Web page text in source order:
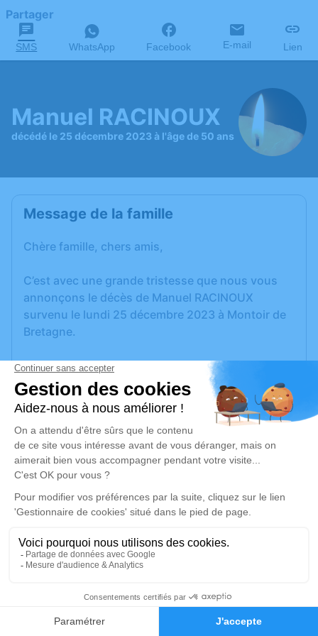
Faire-part Hommages
Partager
SMS WhatsApp Facebook E-mail Lien
Manuel RACINOUX
décédé le 25 décembre 2023 à l'âge de 50 ans
Message de la famille
Chère famille, chers amis,
C’est avec une grande tristesse que nous vous
annonçons le décès de Manuel RACINOUX
survenu le lundi 25 décembre 2023 à Montoir de
Bretagne.
Nous vous invitons à utiliser cet espace pour
laisser vos condoléances, partager des photos
souvenirs, une anecdote ou exprimer vos
pensées à travers des poèmes ou des textes. Cet
endroit est un lieu d'expression dédié à honorer la
mémoire de Manuel RACINOUX.
Un service de plantation d’arbre hommage est
disponible ici .
Je rends hommage
jeudi 28 décembre 2023 à 14h30
Cimetière Paysager de Montoir-de-